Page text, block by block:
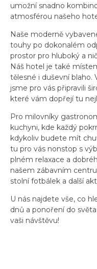
umožní snadno
atmosférou našeho
Naše moderně
touhy po dokonalém
prostor pro hluboký a
Náš hotel je také
tělesné i duševní blaho.
jsme pro vás připravili
které vám dopřejí tu
Pro milovníky
kuchyni, kde každý
kdykoliv budete mít
tu pro vás nonstop s
plném relaxace a
našem zábavním
stolní fotbálek a další
U nás najdete vše, co
dnů a ponoření do
vaši návštěvu!